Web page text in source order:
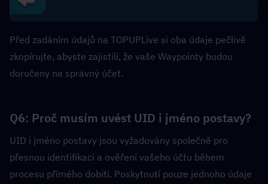
Před zadáním údajů na TOPUPLive si oba údaje pečlivě
zkopírujte, abyste zajistili, že vaše Waypointy budou
doručeny na správný účet.
Q6: Proč musím uvést UID i jméno postavy?
UID i jméno postavy jsou vyžadovány společně pro
přesnou identifikaci a ověření vašeho účtu během
procesu přímého dobití. Poskytnutí pouze jednoho údaje